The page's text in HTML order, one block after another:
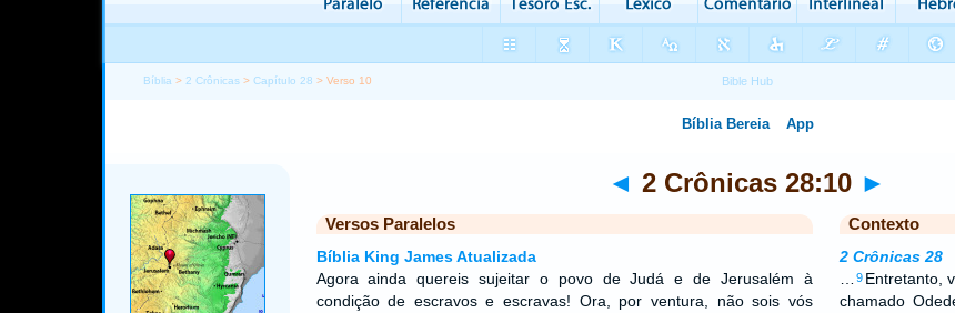
Bíblia > 2 Crônicas >Capítulo 28 > Verso 10
◄ 2 Crônicas 28:10 ►
Versos Paralelos
Bíblia King James Atualizada
Agora ainda quereis sujeitar o povo de Judá e de Jerusalém à
condição de escravos e escravas! Ora, por ventura, não sois vós
Contexto
2 Crônicas 28
9 Entretanto,
chamado